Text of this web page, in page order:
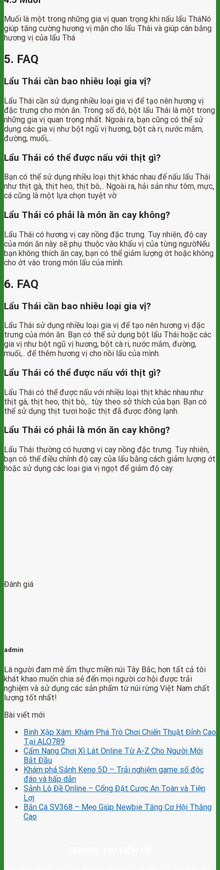
Muối là một trong những gia vị quan trọng khi nấu lẩu TháNó
giúp tăng cường hương vị mặn cho lẩu Thái và giúp cân bằng
hương vị của lẩu Thá
5. FAQ
Lẩu Thái cần bao nhiêu loại gia vị?
Lẩu Thái cần sử dụng nhiều loại gia vị để tạo nên hương vị
đặc trưng cho món ăn. Trong số đó, bột lẩu Thái là một trong
những gia vị quan trọng nhất. Ngoài ra, bạn cũng có thể sử
dụng các gia vị như bột ngũ vị hương, bột cà ri, nước mắm,
đường, muối,..
Lẩu Thái có thể được nấu với thịt gì?
Bạn có thể sử dụng nhiều loại thịt khác nhau để nấu lẩu Thái
như thịt gà, thịt heo, thịt bò,.. Ngoài ra, hải sản như tôm, mực,
cá cũng là một lựa chọn tuyệt vờ
Lẩu Thái có phải là món ăn cay không?
Lẩu Thái có hương vị cay nồng đặc trưng. Tuy nhiên, độ cay
của món ăn này sẽ phụ thuộc vào khẩu vị của từng ngườNếu
bạn không thích ăn cay, bạn có thể giảm lượng ớt hoặc không
cho ớt vào trong món lẩu của mình.
6. FAQ
Lẩu Thái cần bao nhiêu loại gia vị?
Lẩu Thái sử dụng nhiều loại gia vị để tạo nên hương vị đặc
trưng của món ăn. Bạn có thể sử dụng bột lẩu Thái hoặc các
gia vị như bột ngũ vị hương, bột cà ri, nước mắm, đường,
muối,.. để thêm hương vị cho nồi lẩu của mình.
Lẩu Thái có thể được nấu với thịt gì?
Lẩu Thái có thể được nấu với nhiều loại thịt khác nhau như
thịt gà, thịt heo, thịt bò,.. tùy theo sở thích của bạn. Bạn có
thể sử dụng thịt tươi hoặc thịt đã được đông lạnh.
Lẩu Thái có phải là món ăn cay không?
Lẩu Thái thường có hương vị cay nồng đặc trưng. Tuy nhiên,
bạn có thể điều chỉnh độ cay của lẩu bằng cách giảm lượng ớt
hoặc sử dụng các loại gia vị ngọt để giảm độ cay.
Đánh giá
admin
Là người đam mê ẩm thực miền núi Tây Bắc, hơn tất cả tôi
khát khao muốn chia sẻ đến mọi người cơ hội được trải
nghiệm và sử dụng các sản phẩm từ núi rừng Việt Nam chất
lượng tốt nhất!
Bài viết mới
Binh Xập Xám: Khám Phá Trò Chơi Chiến Thuật Đỉnh Cao
Tại ALO789
Cẩm Nang Chơi Xì Lát Online Từ A-Z Cho Người Mới
Bắt Đầu
Khám phá Sảnh Keno 5D – Trải nghiệm game số độc
đáo và hấp dẫn
Sảnh Lô Đề Online – Cổng Đặt Cược An Toàn và Tiện
Lợi
Bắn Cá SV368 – Mẹo Giúp Newbie Tăng Cơ Hội Thắng
Cao